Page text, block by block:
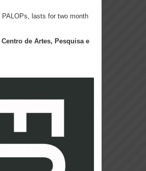
lasts for two month
Centro de Artes, Pesquisa e